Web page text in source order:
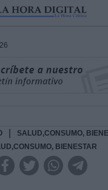
SALUD,CONSUMO,
BIENESTAR